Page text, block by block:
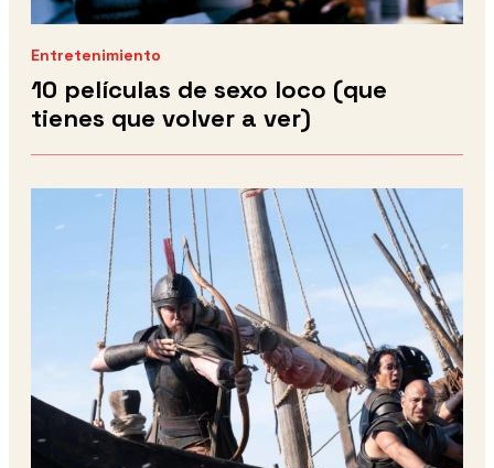
Entretenimiento
10 películas de sexo loco (que
tienes que volver a ver)